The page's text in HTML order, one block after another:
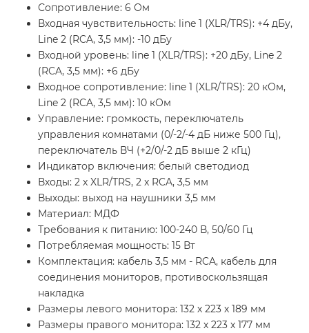
Сопротивление: 6 Ом
Входная чувствительность: line 1 (XLR/TRS): +4 дБу,
Line 2 (RCA, 3,5 мм): -10 дБу
Входной уровень: line 1 (XLR/TRS): +20 дБу, Line 2
(RCA, 3,5 мм): +6 дБу
Входное сопротивление: line 1 (XLR/TRS): 20 кОм,
Line 2 (RCA, 3,5 мм): 10 кОм
Управление: громкость, переключатель
управления комнатами (0/-2/-4 дБ ниже 500 Гц),
переключатель ВЧ (+2/0/-2 дБ выше 2 кГц)
Индикатор включения: белый светодиод
Входы: 2 x XLR/TRS, 2 x RCA, 3,5 мм
Выходы: выход на наушники 3,5 мм
Материал: МДФ
Требования к питанию: 100-240 В, 50/60 Гц
Потребляемая мощность: 15 Вт
Комплектация: кабель 3,5 мм - RCA, кабель для
соединения мониторов, противоскользящая
накладка
Размеры левого монитора: 132 х 223 х 189 мм
Размеры правого монитора: 132 х 223 х 177 мм